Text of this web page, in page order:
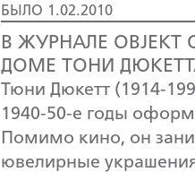
БЫЛО 1.02.2010
В ЖУРНАЛЕ
ДОМЕ ТОНИ
Тюни Дюкетт (1914-
1940-50-е годы
Помимо кино, он
ювелирные